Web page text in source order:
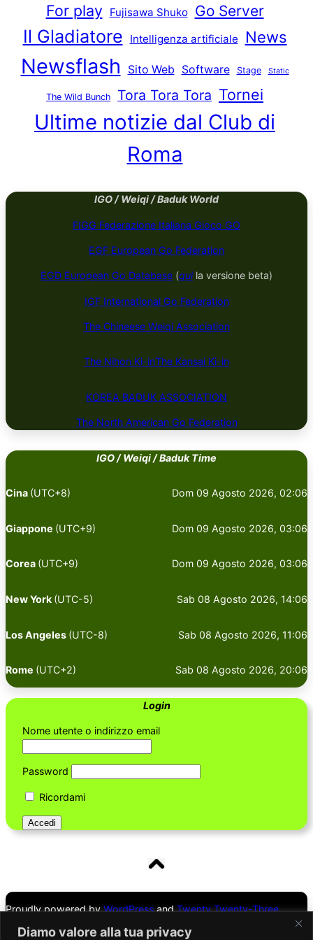
Diamo valore alla tua privacy
For play Fujisawa Shuko Go Server
Il Gladiatore Intelligenza artificiale News
Newsflash Sito Web Software Stage Static
The Wild Bunch Tora Tora Tora Tornei
Ultime notizie dal Club di
Roma
IGO / Weiqi / Baduk World
FIGG Federazione Italiana Gioco GO
EGF European Go Federation
EGD European Go Database (quila versione beta)
IGF International Go Federation
The Chineese Weiqi Association
The Nihon Ki-inThe Kansai Ki-in
KOREA BADUK ​​​​ASSOCIATION
The North American Go Federation
IGO / Weiqi / Baduk Time
Cina (UTC+8) Dom 09 Agosto 2026, 02:06
Giappone (UTC+9) Dom 09 Agosto 2026, 03:06
Corea (UTC+9) Dom 09 Agosto 2026, 03:06
New York (UTC-5) Sab 08 Agosto 2026, 14:06
Los Angeles (UTC-8) Sab 08 Agosto 2026, 11:06
Rome (UTC+2) Sab 08 Agosto 2026, 20:06
Login
Nome utente o indirizzo email
Password
Ricordami
Proudly powered byWordPressandTwenty Twenty-Three
Theme